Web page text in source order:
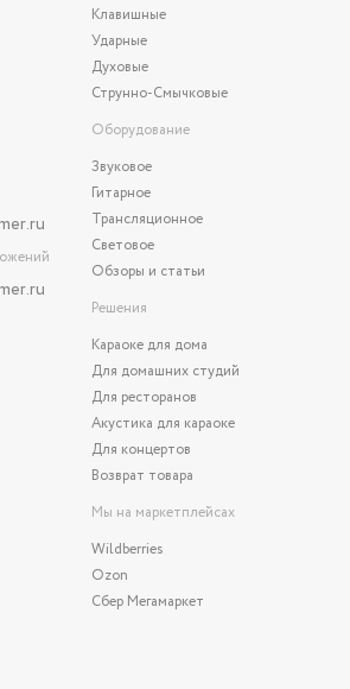
Клавишные
Ударные
Духовые
Струнно-Смычковые
Оборудование
Звуковое
Гитарное
Трансляционное
Световое
Обзоры и статьи
Решения
Караоке для дома
Для домашних студий
Для ресторанов
Акустика для караоке
Для концертов
Возврат товара
Мы на маркетплейсах
Wildberries
Ozon
Сбер Мегамаркет